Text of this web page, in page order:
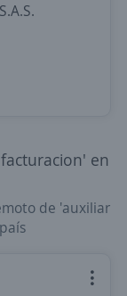
en
de 'auxiliar